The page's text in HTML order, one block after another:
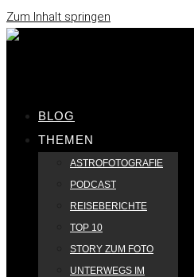
Zum Inhalt springen
BLOG
THEMEN
ASTROFOTOGRAFIE
PODCAST
REISEBERICHTE
TOP 10
STORY ZUM FOTO
UNTERWEGS IM